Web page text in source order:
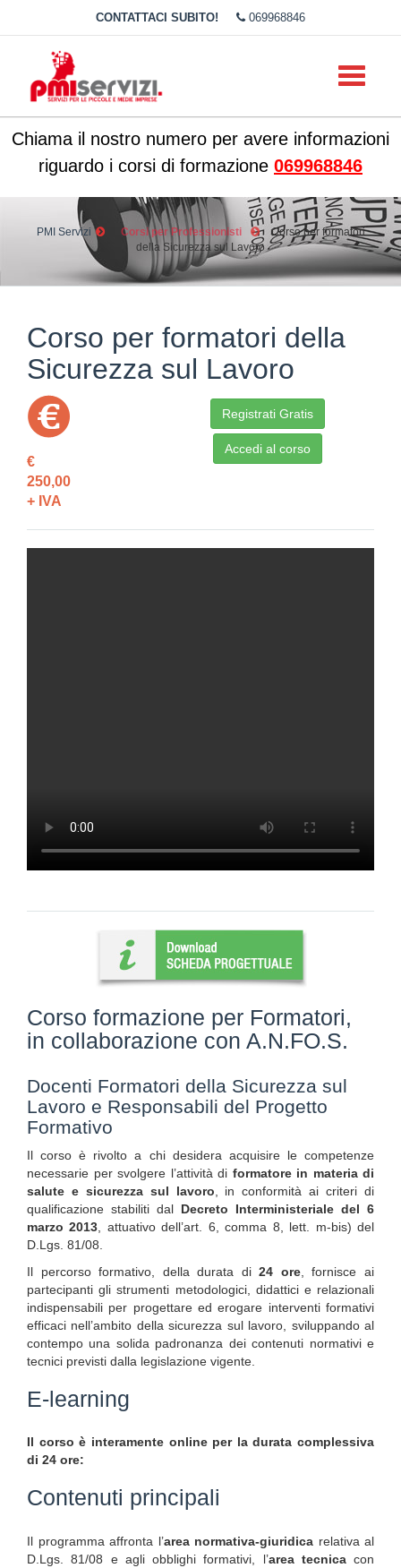
CONTATTACI SUBITO! 069968846
Toggle
Chiama il nostro numero per avere informazioni
riguardo i corsi di formazione 069968846
PMI Servizi Corsi per Professionisti
Corso per formatori
della Sicurezza sul Lavoro
Corso per formatori della
Sicurezza sul Lavoro
€
250,00
+ IVA
Registrati Gratis
Accedi al corso
Corso formazione per Formatori,
in collaborazione con A.N.FO.S.
Docenti Formatori della Sicurezza sul
Lavoro e Responsabili del Progetto
Formativo
Il corso è rivolto a chi desidera acquisire le competenze
necessarie per svolgere l’attività di formatore in materia di
salute e sicurezza sul lavoro , in conformità ai criteri di
qualificazione stabiliti dal Decreto Interministeriale del 6
marzo 2013 , attuativo dell’art. 6, comma 8, lett. m-bis) del
D.Lgs. 81/08.
Il percorso formativo, della durata di24 ore, fornisce ai
partecipanti gli strumenti metodologici, didattici e relazionali
indispensabili per progettare ed erogare interventi formativi
efficaci nell’ambito della sicurezza sul lavoro, sviluppando al
contempo una solida padronanza dei contenuti normativi e
tecnici previsti dalla legislazione vigente.
E-learning
Il corso è interamente online per la durata complessiva
di 24 ore:
Contenuti principali
Il programma affronta l’area normativa-giuridica relativa al
D.Lgs. 81/08 e agli obblighi formativi, l’area tecnicacon